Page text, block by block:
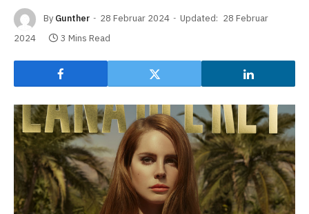
By Gunther 28 Februar 2024 Updated: 28 Februar
2024
3 Mins Read